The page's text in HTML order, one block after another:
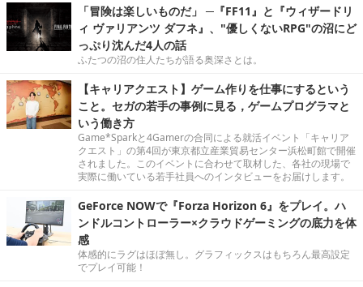
「冒険は楽しいものだ」 ─『FF11』と『ウィザードリ
ィ ヴァリアンツ ダフネ』、"優しくないRPG"の沼にど
っぷり沈んだ4人の話
ふたつの沼の住人たちが語る奥深さとは。
【キャリアクエスト】ゲーム作りを仕事にするという
こと。セガの若手の事例に見る，ゲームプログラマと
いう働き方
Game*Sparkと4Gamerの合同による就活イベント「キャリア
クエスト」の第4回が東京都立産業貿易センター浜松町館で開催
されました。このイベントに合わせて取材した、各社の現場で
実際に働いている若手社員へのインタビューをお届けします。
GeForce NOWで『Forza Horizon 6』をプレイ。ハ
ンドルコントローラー×クラウドゲーミングの底力を体
感
体感的にラグはほぼ無し。グラフィックスはもちろん最高設定
でプレイ可能！